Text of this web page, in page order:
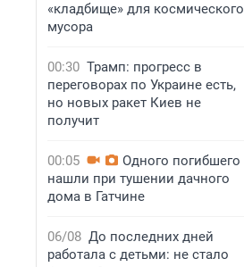
«кладбище» для космического
мусора
00:30 Трамп: прогресс в
переговорах по Украине есть,
но новых ракет Киев не
получит
00:05
Одного погибшего
нашли при тушении дачного
дома в Гатчине
06/08 До последних дней
работала с детьми: не стало